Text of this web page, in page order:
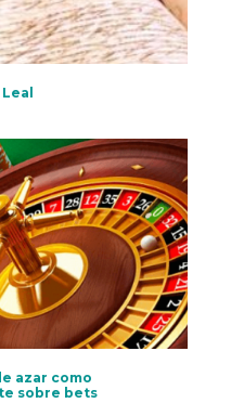
azar como
sobre bets